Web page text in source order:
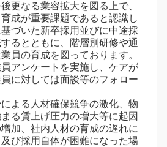
更なる業容拡大を図る上で、
成が重要課題であると認識し
づいた新卒採用並びに中途採
るとともに、階層別研修や通
員の育成を図っております。
アンケートを実施し、ケアが
に対しては面談等のフォロー
よる人材確保競争の激化、物
る賃上げ圧力の増大等に起因
加、社内人材の育成の遅れに
び採用自体が困難になった場